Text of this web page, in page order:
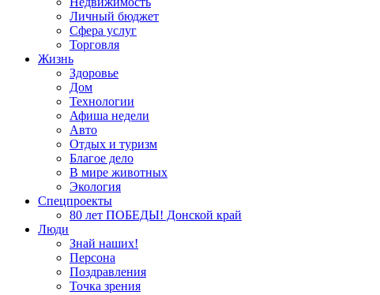
Личный бюджет
Сфера услуг
Торговля
Жизнь
Здоровье
Дом
Технологии
Афиша недели
Авто
Отдых и туризм
Благое дело
В мире животных
Экология
Спецпроекты
80 лет ПОБЕДЫ! Донской край
Люди
Знай наших!
Персона
Поздравления
Точка зрения